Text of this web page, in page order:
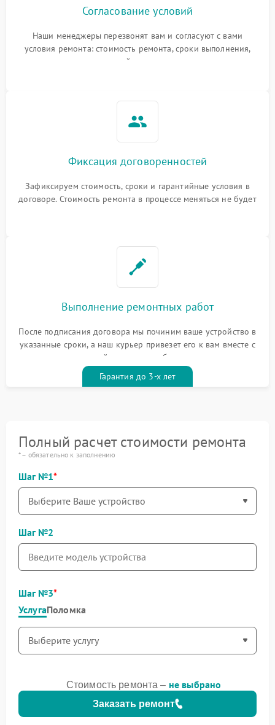
Согласование условий
Наши менеджеры перезвонят вам и согласуют с вами
условия ремонта: стоимость ремонта, сроки выполнения,
гарантийные условия
Фиксация договоренностей
Зафиксируем стоимость, сроки и гарантийные условия в
договоре. Стоимость ремонта в процессе меняться не будет
Выполнение ремонтных работ
После подписания договора мы починим ваше устройство в
указанные сроки, а наш курьер привезет его к вам вместе с
гарантийным талоном бесплатно
Гарантия до 3-х лет
Полный расчет стоимости ремонта
* – обязательно к заполнению
Шаг №1
Шаг №2
Шаг №3
УслугаПоломка
Заказать ремонт
Стоимость ремонта – не выбрано